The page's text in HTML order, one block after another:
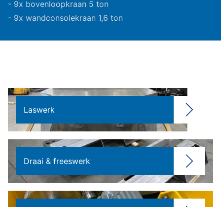
- 9x bovenloopkraan 5 ton
- 9x wandconsolekraan 1,6 ton
Laswerk
Draai & freeswerk